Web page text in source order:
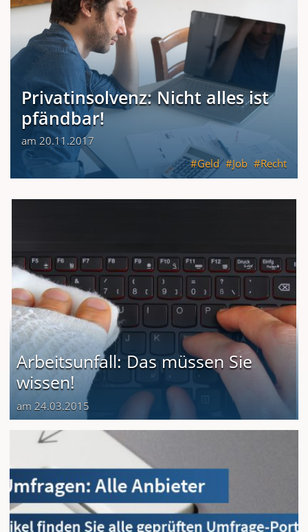
Privatinsolvenz: Nicht alles ist
pfändbar!
am 20.11.2017
Geld
Job Recht
Arbeitsunfall: Das müssen Sie
wissen!
am 24.03.2015